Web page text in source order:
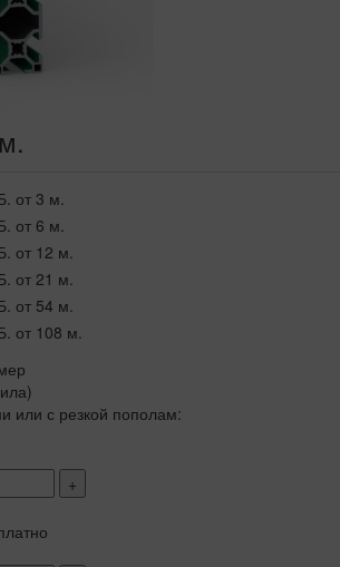
от 3 м.
от 6 м.
от 12 м.
от 21 м.
от 54 м.
от 108 м.
или с резкой пополам:
+